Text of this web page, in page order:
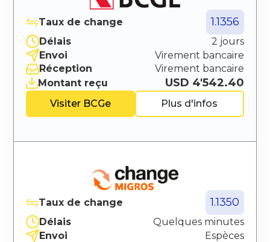
Taux de change 1.1356
Délais
2 jours
Envoi
Virement bancaire
Réception
Virement bancaire
Montant reçu
USD 4'542.40
Visiter BCGe Plus d'infos
Taux de change 1.1350
Délais
Quelques minutes
Envoi
Espèces